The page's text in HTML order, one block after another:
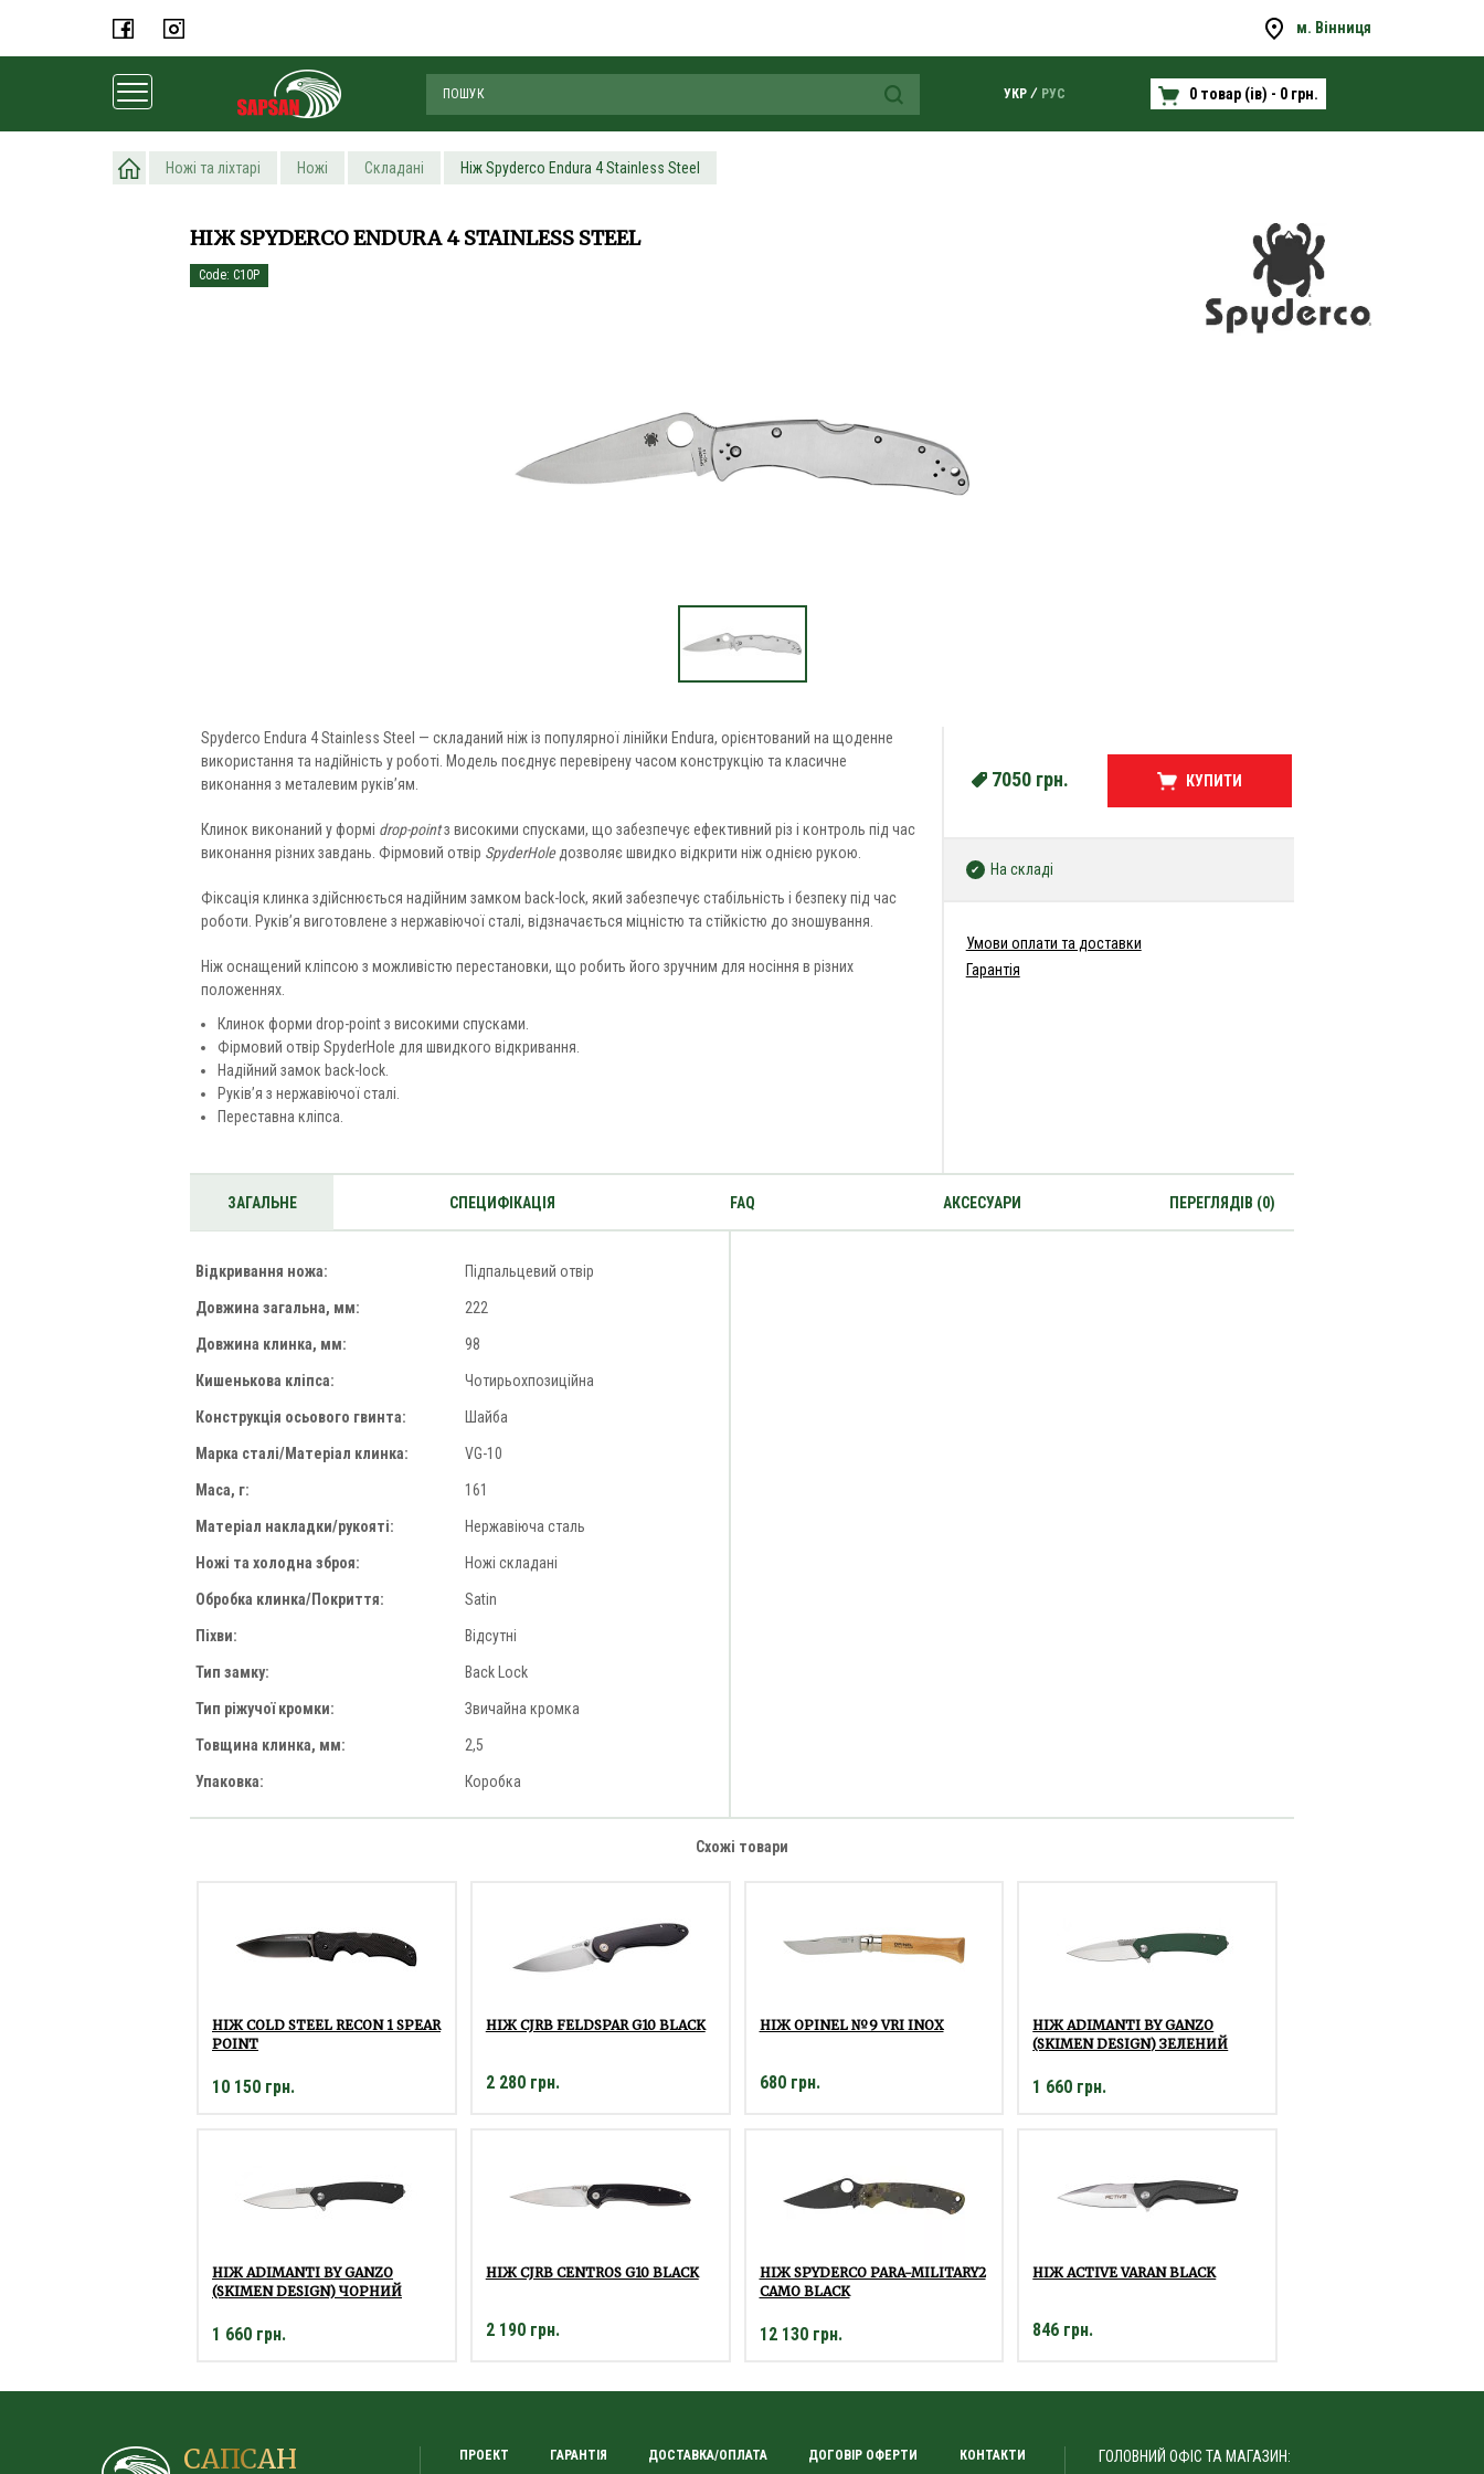
м. Вінниця
УКР РУС 0 товар (ів) - 0 грн.
Ножі та ліхтарі Ножі Складані Ніж Spyderco Endura 4 Stainless Steel
НІЖ SPYDERCO ENDURA 4 STAINLESS STEEL
Code: C10P
Spyderco Endura 4 Stainless Steel — складаний ніж із популярної лінійки Endura, орієнтований на щоденне
використання та надійність у роботі. Модель поєднує перевірену часом конструкцію та класичне
виконання з металевим руків’ям.
Клинок виконаний у формі drop-pointз високими спусками, що забезпечує ефективний різ і контроль під час
виконання різних завдань. Фірмовий отвір SpyderHoleдозволяє швидко відкрити ніж однією рукою.
Фіксація клинка здійснюється надійним замком back-lock, який забезпечує стабільність і безпеку під час
роботи. Руків’я виготовлене з нержавіючої сталі, відзначається міцністю та стійкістю до зношування.
Ніж оснащений кліпсою з можливістю перестановки, що робить його зручним для носіння в різних
положеннях.
Клинок форми drop-point з високими спусками.
Фірмовий отвір SpyderHole для швидкого відкривання.
Надійний замок back-lock.
Руків’я з нержавіючої сталі.
Переставна кліпса.
7050 грн. КУПИТИ
На складі
Умови оплати та доставки
Гарантія
ЗАГАЛЬНЕ СПЕЦИФІКАЦІЯ FAQ АКСЕСУАРИ ПЕРЕГЛЯДІВ (0)
Відкривання ножа: Підпальцевий отвір
Довжина загальна, мм: 222
Довжина клинка, мм: 98
Кишенькова кліпса: Чотирьохпозиційна
Конструкція осьового гвинта: Шайба
Марка сталі/Матеріал клинка: VG-10
Маса, г: 161
Матеріал накладки/рукояті: Нержавіюча сталь
Ножі та холодна зброя: Ножі складані
Обробка клинка/Покриття: Satin
Піхви: Відсутні
Тип замку: Back Lock
Тип ріжучої кромки: Звичайна кромка
Товщина клинка, мм: 2,5
Упаковка: Коробка
Схожі товари
НІЖ COLD STEEL RECON 1 SPEAR
POINT
10 150 грн.
НІЖ CJRB FELDSPAR G10 BLACK
2 280 грн.
НІЖ OPINEL №9 VRI INOX
680 грн.
НІЖ ADIMANTI BY GANZO
(SKIMEN DESIGN) ЗЕЛЕНИЙ
1 660 грн.
НІЖ ADIMANTI BY GANZO
(SKIMEN DESIGN) ЧОРНИЙ
1 660 грн.
НІЖ CJRB CENTROS G10 BLACK
2 190 грн.
НІЖ SPYDERCO PARA-MILITARY2
CAMO BLACK
12 130 грн.
НІЖ ACTIVE VARAN BLACK
846 грн.
САПСАН ПРОЕКТ ГАРАНТІЯ ДОСТАВКА/ОПЛАТА ДОГОВІР ОФЕРТИ КОНТАКТИ ГОЛОВНИЙ ОФІС ТА МАГАЗИН: